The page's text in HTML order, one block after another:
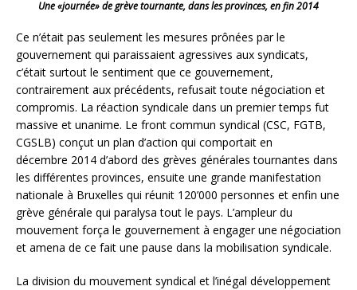
Une «journée» de grève tournante, dans les provinces, en fin 2014
Ce n’était pas seulement les mesures prônées par le
gouvernement qui paraissaient agressives aux syndicats,
c’était surtout le sentiment que ce gouvernement,
contrairement aux précédents, refusait toute négociation et
compromis. La réaction syndicale dans un premier temps fut
massive et unanime. Le front commun syndical (CSC, FGTB,
CGSLB) conçut un plan d’action qui comportait en
décembre 2014 d’abord des grèves générales tournantes dans
les différentes provinces, ensuite une grande manifestation
nationale à Bruxelles qui réunit 120’000 personnes et enfin une
grève générale qui paralysa tout le pays. L’ampleur du
mouvement força le gouvernement à engager une négociation
et amena de ce fait une pause dans la mobilisation syndicale.
La division du mouvement syndical et l’inégal développement